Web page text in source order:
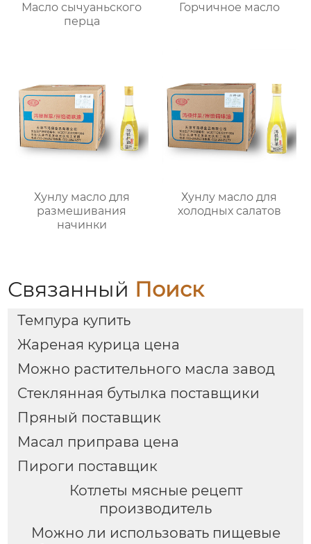
Масло сычуаньского
перца
Горчичное масло
Хунлу масло для
размешивания
начинки
Хунлу масло для
холодных салатов
Связанный Поиск
Темпура купить
Жареная курица цена
Можно растительного масла завод
Стеклянная бутылка поставщики
Пряный поставщик
Масал приправа цена
Пироги поставщик
Котлеты мясные рецепт
производитель
Можно ли использовать пищевые